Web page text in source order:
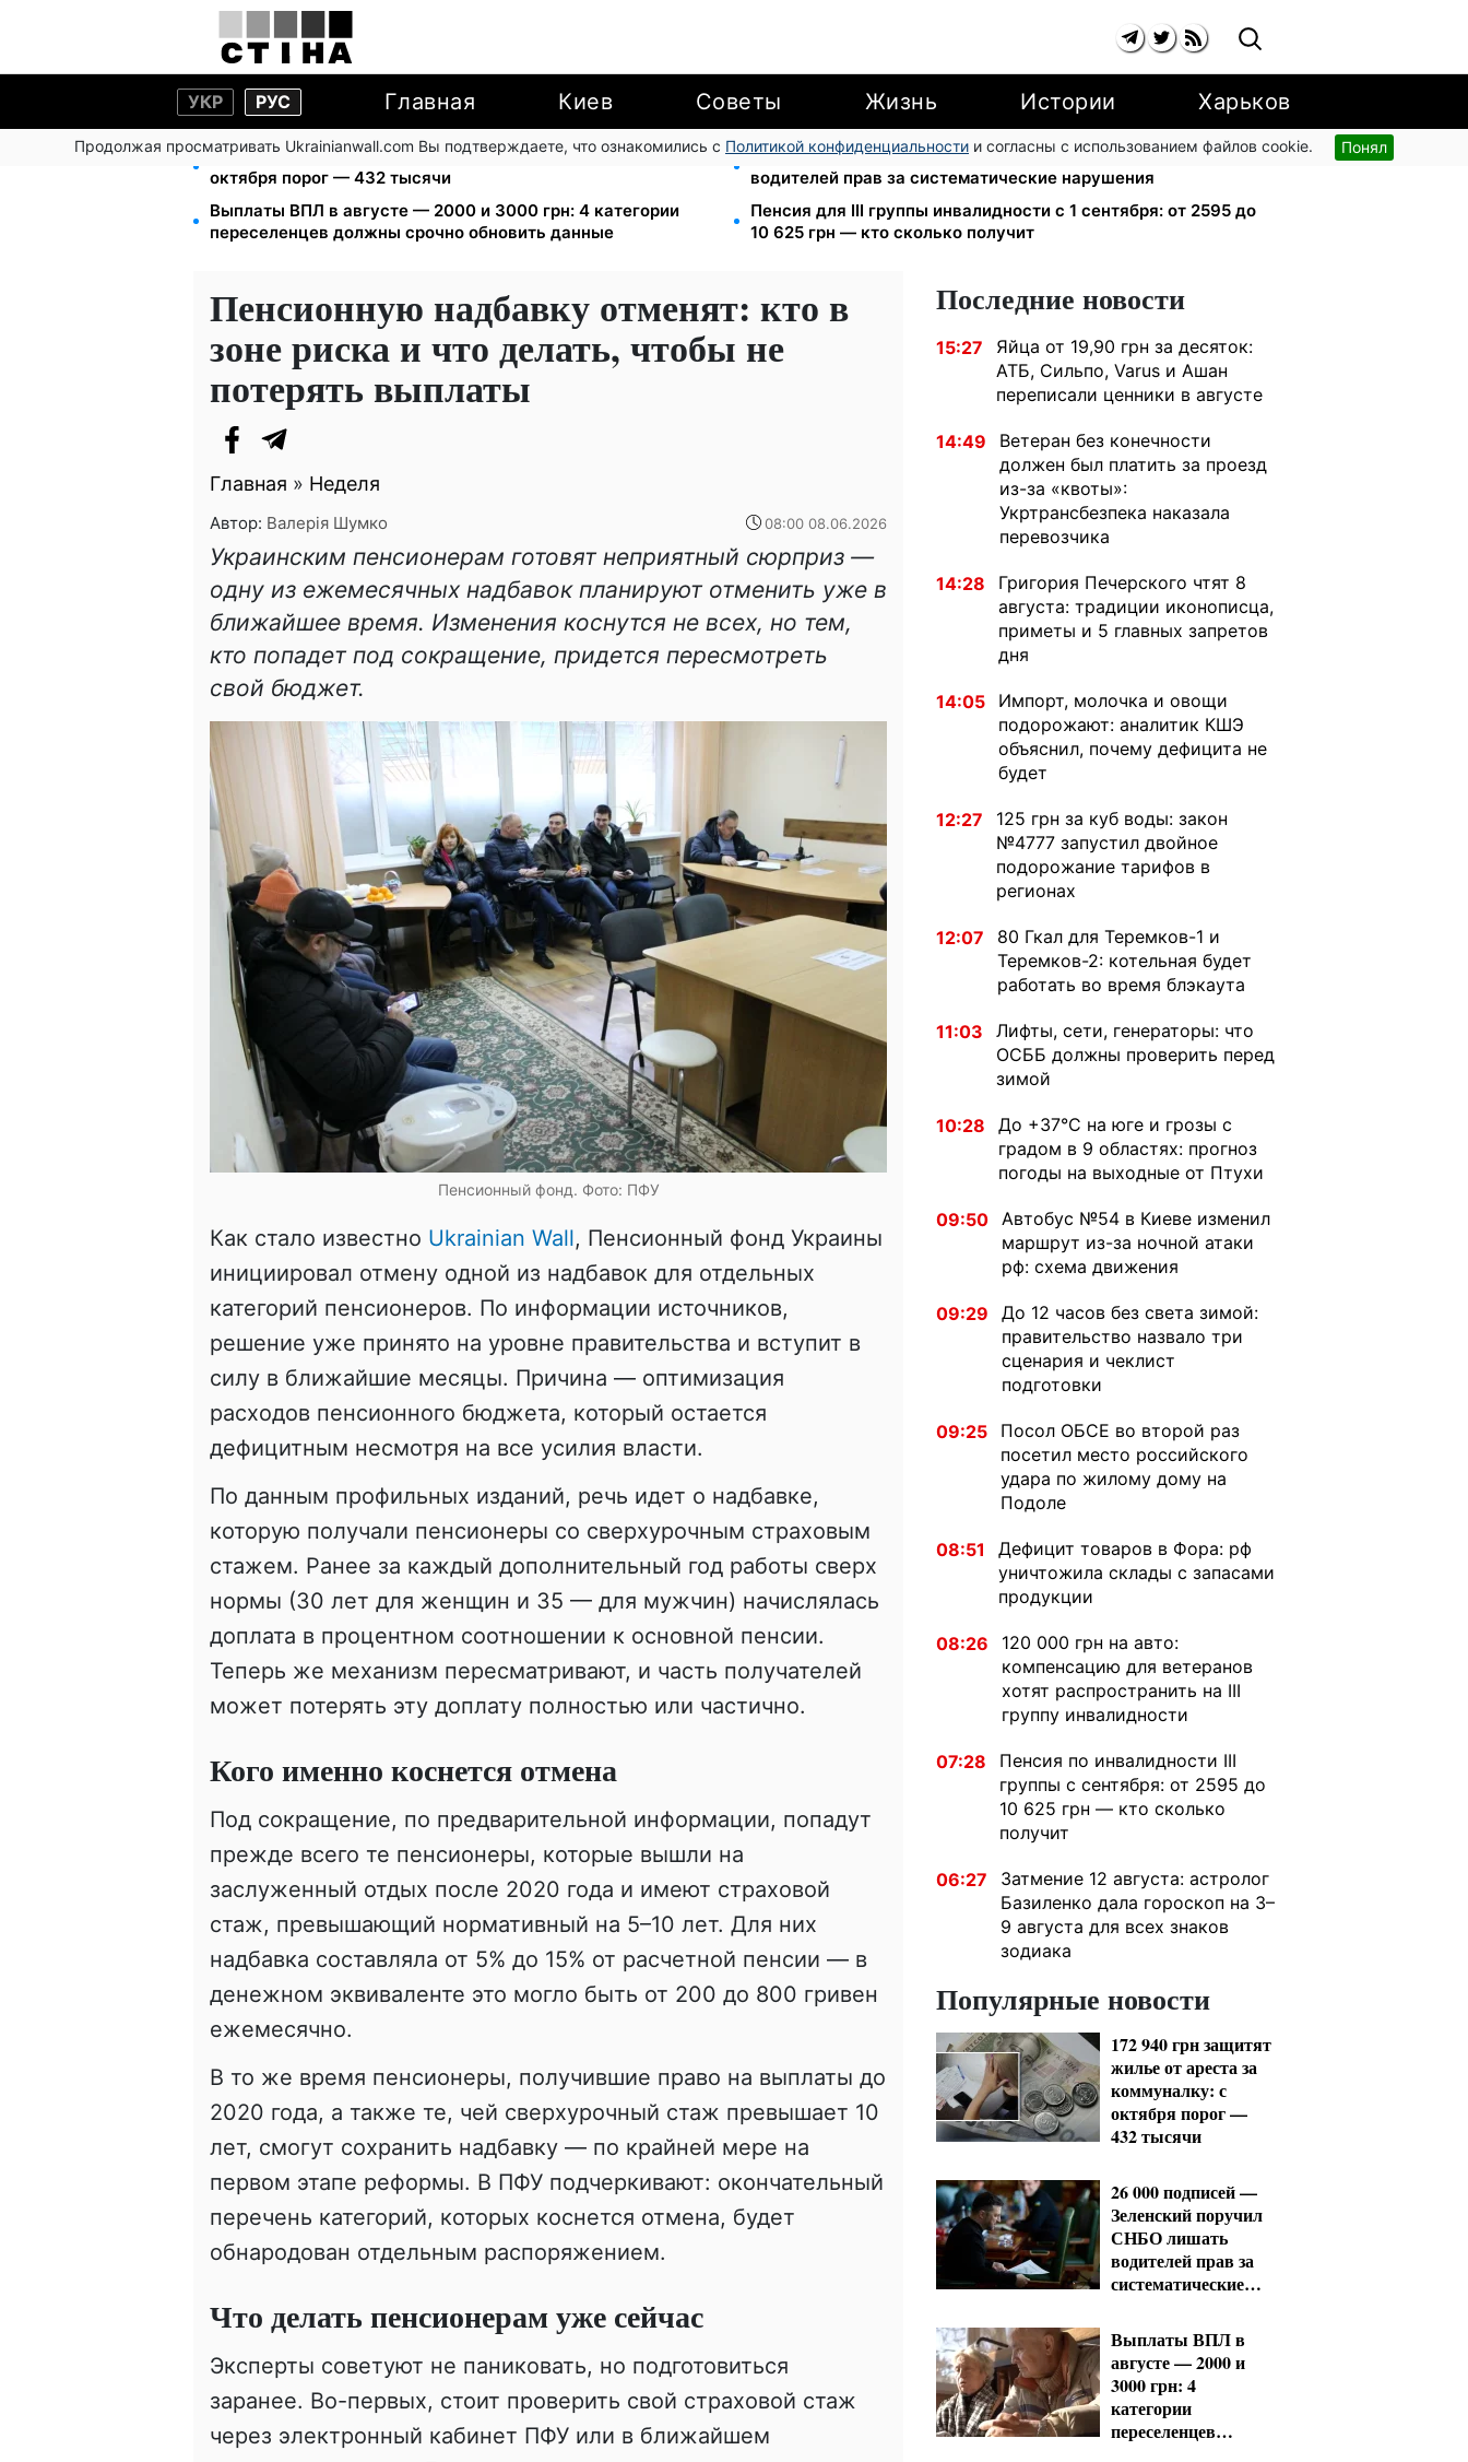
УКР РУС Главная Киев Советы Жизнь Истории Харьков
Продолжая просматривать Ukrainianwall.com Вы подтверждаете, что ознакомились с Политикой конфиденциальности и согласны с использованием файлов cookie. Понял
172 940 грн защитят жилье от ареста за коммуналку: с
октября порог — 432 тысячи
26 000 подписей — Зеленский поручил СНБО лишать
водителей прав за систематические нарушения
Выплаты ВПЛ в августе — 2000 и 3000 грн: 4 категории
переселенцев должны срочно обновить данные
Пенсия для III группы инвалидности с 1 сентября: от 2595 до
10 625 грн — кто сколько получит
Пенсионную надбавку отменят: кто в
зоне риска и что делать, чтобы не
потерять выплаты
Главная » Неделя
Автор: Валерія Шумко 08:00 08.06.2026
Украинским пенсионерам готовят неприятный сюрприз —
одну из ежемесячных надбавок планируют отменить уже в
ближайшее время. Изменения коснутся не всех, но тем,
кто попадет под сокращение, придется пересмотреть
свой бюджет.
Пенсионный фонд. Фото: ПФУ
Как стало известно Ukrainian Wall, Пенсионный фонд Украины
инициировал отмену одной из надбавок для отдельных
категорий пенсионеров. По информации источников,
решение уже принято на уровне правительства и вступит в
силу в ближайшие месяцы. Причина — оптимизация
расходов пенсионного бюджета, который остается
дефицитным несмотря на все усилия власти.
По данным профильных изданий, речь идет о надбавке,
которую получали пенсионеры со сверхурочным страховым
стажем. Ранее за каждый дополнительный год работы сверх
нормы (30 лет для женщин и 35 — для мужчин) начислялась
доплата в процентном соотношении к основной пенсии.
Теперь же механизм пересматривают, и часть получателей
может потерять эту доплату полностью или частично.
Кого именно коснется отмена
Под сокращение, по предварительной информации, попадут
прежде всего те пенсионеры, которые вышли на
заслуженный отдых после 2020 года и имеют страховой
стаж, превышающий нормативный на 5–10 лет. Для них
надбавка составляла от 5% до 15% от расчетной пенсии — в
денежном эквиваленте это могло быть от 200 до 800 гривен
ежемесячно.
В то же время пенсионеры, получившие право на выплаты до
2020 года, а также те, чей сверхурочный стаж превышает 10
лет, смогут сохранить надбавку — по крайней мере на
первом этапе реформы. В ПФУ подчеркивают: окончательный
перечень категорий, которых коснется отмена, будет
обнародован отдельным распоряжением.
Что делать пенсионерам уже сейчас
Эксперты советуют не паниковать, но подготовиться
заранее. Во-первых, стоит проверить свой страховой стаж
через электронный кабинет ПФУ или в ближайшем
Последние новости
15:27
Яйца от 19,90 грн за десяток:
АТБ, Сильпо, Varus и Ашан
переписали ценники в августе
14:49
Ветеран без конечности
должен был платить за проезд
из-за «квоты»:
Укртрансбезпека наказала
перевозчика
14:28
Григория Печерского чтят 8
августа: традиции иконописца,
приметы и 5 главных запретов
дня
14:05
Импорт, молочка и овощи
подорожают: аналитик КШЭ
объяснил, почему дефицита не
будет
12:27
125 грн за куб воды: закон
№4777 запустил двойное
подорожание тарифов в
регионах
12:07
80 Гкал для Теремков-1 и
Теремков-2: котельная будет
работать во время блэкаута
11:03
Лифты, сети, генераторы: что
ОСББ должны проверить перед
зимой
10:28
До +37°C на юге и грозы с
градом в 9 областях: прогноз
погоды на выходные от Птухи
09:50 Автобус №54 в Киеве изменил
маршрут из-за ночной атаки
рф: схема движения
09:29
До 12 часов без света зимой:
правительство назвало три
сценария и чеклист
подготовки
09:25
Посол ОБСЕ во второй раз
посетил место российского
удара по жилому дому на
Подоле
08:51
Дефицит товаров в Фора: рф
уничтожила склады с запасами
продукции
08:26
120 000 грн на авто:
компенсацию для ветеранов
хотят распространить на III
группу инвалидности
07:28
Пенсия по инвалидности III
группы с сентября: от 2595 до
10 625 грн — кто сколько
получит
06:27
Затмение 12 августа: астролог
Базиленко дала гороскоп на 3–
9 августа для всех знаков
зодиака
Популярные новости
172 940 грн защитят
жилье от ареста за
коммуналку: с
октября порог —
432 тысячи
26 000 подписей —
Зеленский поручил
СНБО лишать
водителей прав за
систематические
Выплаты ВПЛ в
августе — 2000 и
3000 грн: 4
категории
переселенцев